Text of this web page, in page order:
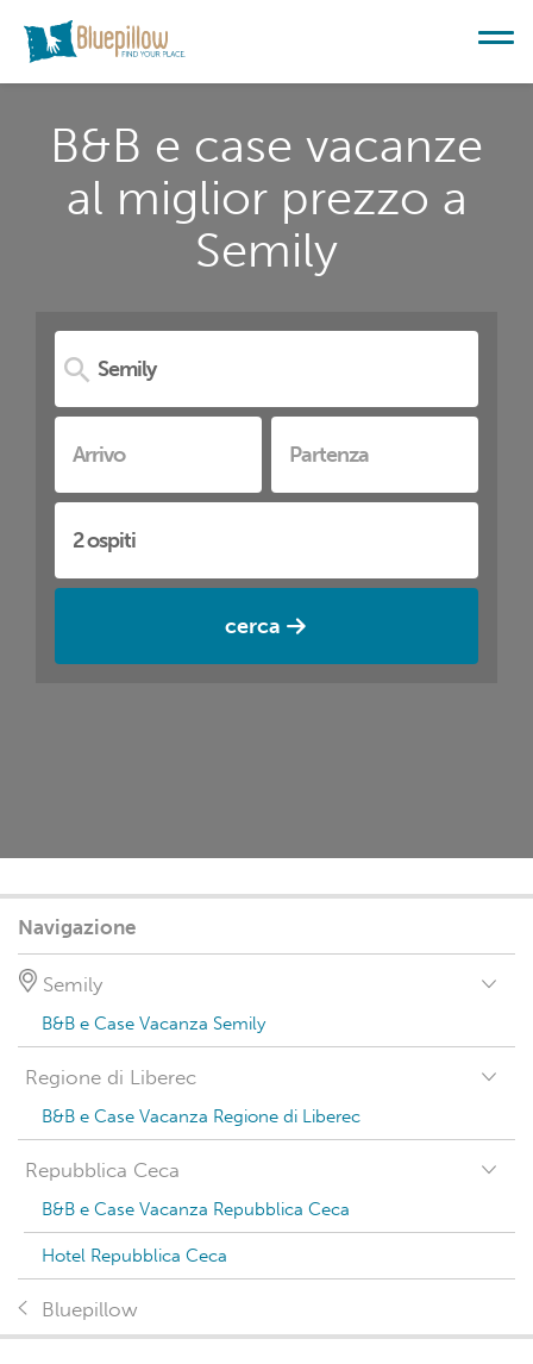
B&B e case vacanze
al miglior prezzo a
Semily
cerca
Navigazione
Semily
B&B e Case Vacanza Semily
Regione di Liberec
B&B e Case Vacanza Regione di Liberec
Repubblica Ceca
B&B e Case Vacanza Repubblica Ceca
Hotel Repubblica Ceca
Bluepillow